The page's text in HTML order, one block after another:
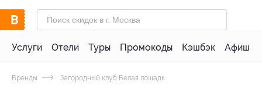
Услуги Отели Туры Промокоды Кэшбэк Афиша
Бренды Загородный клуб Белая лошадь